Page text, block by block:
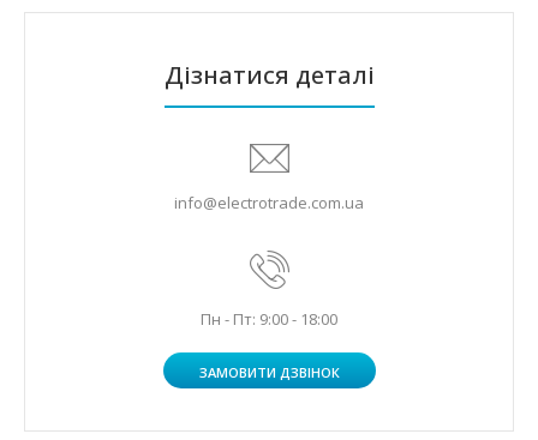
Дізнатися деталі
info@electrotrade.com.ua
Пн - Пт: 9:00 - 18:00
ЗАМОВИТИ ДЗВІНОК